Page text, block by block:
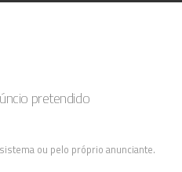
pretendido
ou pelo próprio anunciante.